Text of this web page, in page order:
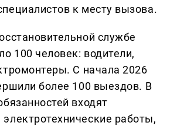
к месту вызова.
службе
100 человек: водители,
С начала 2026
более 100 выездов. В
входят
работы,